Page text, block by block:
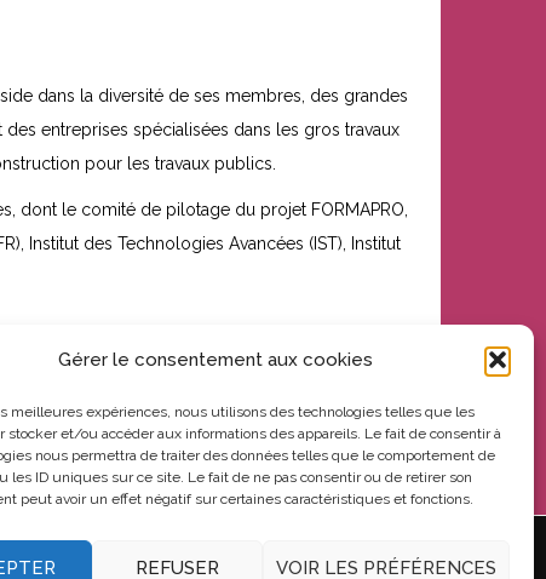
Gérer le consentement aux cookies
meilleures expériences, nous utilisons des technologies telles que les
stocker et/ou accéder aux informations des appareils. Le fait de consentir à
nous permettra de traiter des données telles que le comportement de
les ID uniques sur ce site. Le fait de ne pas consentir ou de retirer son
peut avoir un effet négatif sur certaines caractéristiques et fonctions.
REFUSER VOIR LES PRÉFÉRENCES
dans la diversité de ses membres, des grandes
entreprises spécialisées dans les gros travaux
pour les travaux publics.
dont le comité de pilotage du projet FORMAPRO,
Institut des Technologies Avancées (IST), Institut